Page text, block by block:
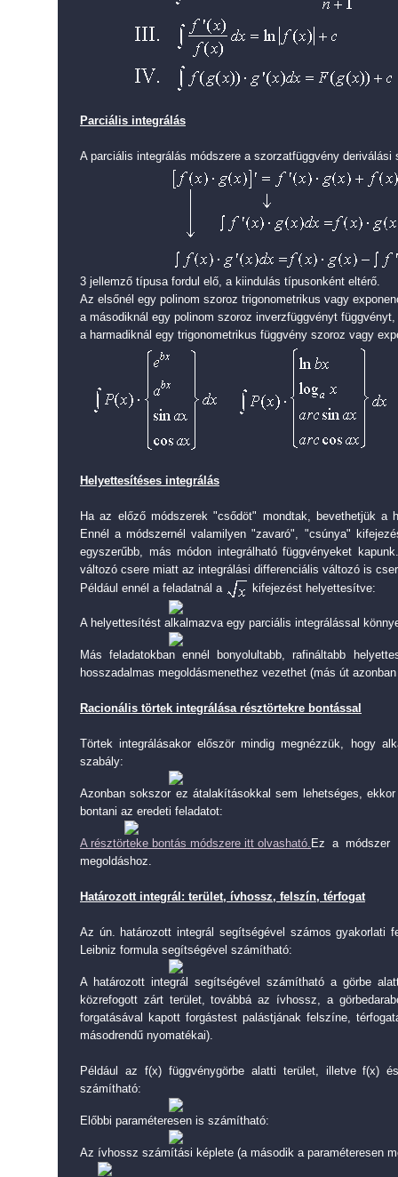
Parciális integrálás
A parciális integrálás módszere a szorzatfüggvény deriválási
3 jellemző típusa fordul elő, a kiindulás típusonként eltérő.
Az elsőnél egy polinom szoroz trigonometrikus vagy
a másodiknál egy polinom szoroz inverzfüggvényt függvényt,
a harmadiknál egy trigonometrikus függvény szoroz vagy
Helyettesítéses integrálás
Ha az előző módszerek "csődöt" mondtak, bevethetjük a
Ennél a módszernél valamilyen "zavaró", "csúnya"
egyszerűbb, más módon integrálható függvényeket
változó csere miatt az integrálási differenciális változó is
Például ennél a feladatnál a
kifejezést helyettesítve:
A helyettesítést alkalmazva egy parciális integrálással
Más feladatokban ennél bonyolultabb, rafináltabb
hosszadalmas megoldásmenethez vezethet (más út
Racionális törtek integrálása résztörtekre bontással
Törtek integrálásakor először mindig megnézzük, hogy
szabály:
Azonban sokszor ez átalakításokkal sem lehetséges,
bontani az eredeti feladatot:
A résztörteke bontás módszere itt olvasható. Ez a módszer
megoldáshoz.
Határozott integrál: terület, ívhossz, felszín, térfogat
Az ún. határozott integrál segítségével számos gyakorlati
Leibniz formula segítségével számítható:
A határozott integrál segítségével számítható a görbe
közrefogott zárt terület, továbbá az ívhossz, a
forgatásával kapott forgástest palástjának felszíne,
másodrendű nyomatékai).
Például az f(x) függvénygörbe alatti terület, illetve f(x)
számítható:
Előbbi paraméteresen is számítható:
Az ívhossz számítási képlete (a második a paraméteresen